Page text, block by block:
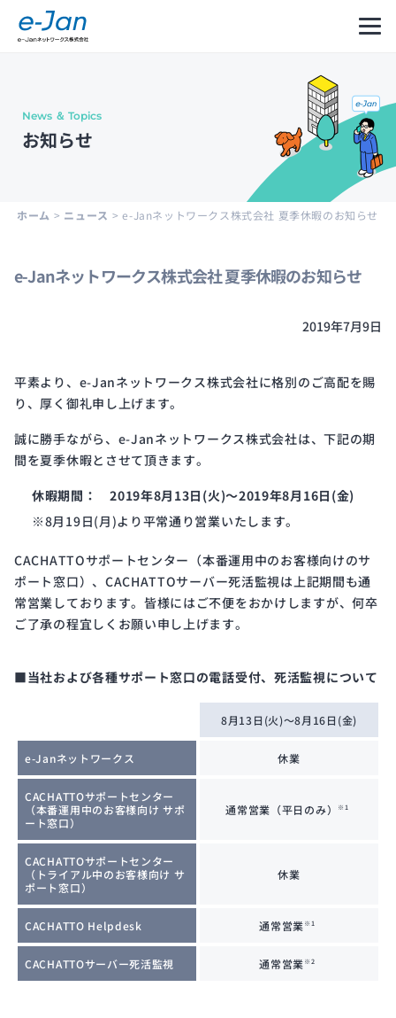
Company
Information
Message
from
メッ
陣紹
介
Development
Structure
サイ
クル
制
Public
Notice
電子
公示
ISMS
Certification
ISMS
認証
News ＆ Topics
お知らせ
ホーム > ニュース > e-Janネットワークス株式会社 夏季休暇のお知らせ
e-Janネットワークス株式会社 夏季休暇のお知らせ
2019年7月9日
平素より、e-Janネットワークス株式会社に格別のご高配を賜
り、厚く御礼申し上げます。
誠に勝手ながら、e-Janネットワークス株式会社は、下記の期
間を夏季休暇とさせて頂きます。
休暇期間： 2019年8月13日(火)～2019年8月16日(金)
※8月19日(月)より平常通り営業いたします。
CACHATTOサポートセンター（本番運用中のお客様向けのサ
ポート窓口）、CACHATTOサーバー死活監視は上記期間も通
常営業しております。皆様にはご不便をおかけしますが、何卒
ご了承の程宜しくお願い申し上げます。
■当社および各種サポート窓口の電話受付、死活監視について
8月13日(火)～8月16日(金)
e-Janネットワークス 休業
CACHATTOサポートセンター
（本番運用中のお客様向け サポ
ート窓口）
通常営業（平日のみ） ※1
CACHATTOサポートセンター
（トライアル中のお客様向け サ
ポート窓口）
休業
CACHATTO Helpdesk 通常営業 ※1
CACHATTOサーバー死活監視 通常営業 ※2